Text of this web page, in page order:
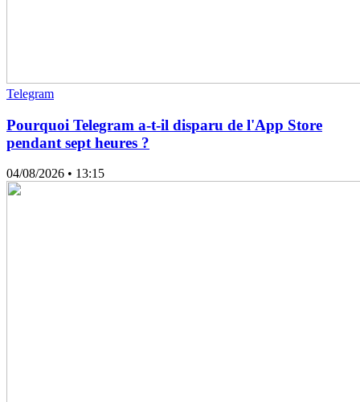
Telegram
Pourquoi Telegram a-t-il disparu de l'App Store
pendant sept heures ?
04/08/2026 • 13:15